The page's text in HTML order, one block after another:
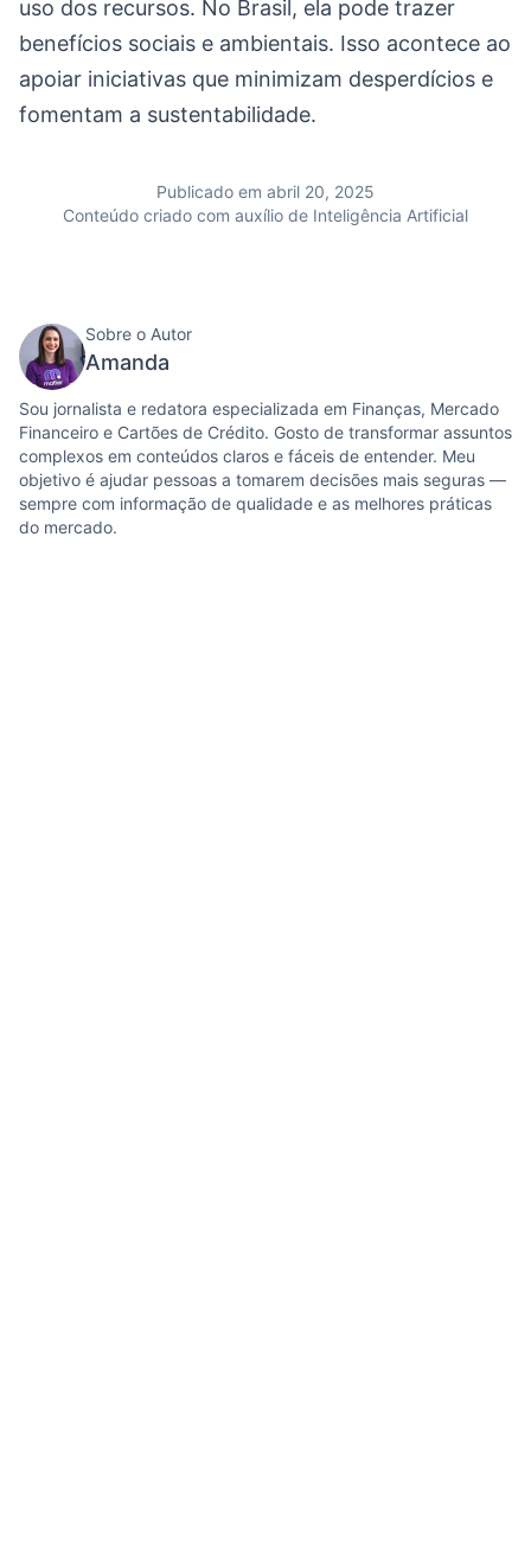
uso dos recursos. No Brasil, ela pode trazer
benefícios sociais e ambientais. Isso acontece ao
apoiar iniciativas que minimizam desperdícios e
fomentam a sustentabilidade.
Publicado em abril 20, 2025
Conteúdo criado com auxílio de Inteligência Artificial
Sobre o Autor
Amanda
Sou jornalista e redatora especializada em Finanças, Mercado
Financeiro e Cartões de Crédito. Gosto de transformar assuntos
complexos em conteúdos claros e fáceis de entender. Meu
objetivo é ajudar pessoas a tomarem decisões mais seguras —
sempre com informação de qualidade e as melhores práticas
do mercado.